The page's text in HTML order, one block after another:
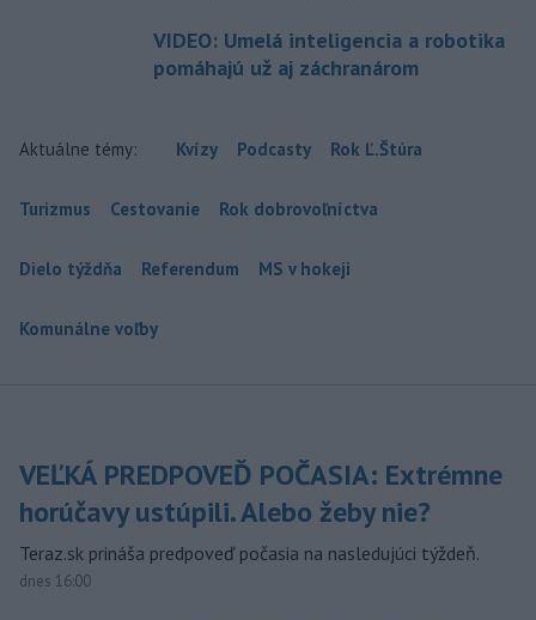
VIDEO: Umelá inteligencia a robotika
pomáhajú už aj záchranárom
Aktuálne témy: Kvízy Podcasty Rok Ľ.Štúra
Turizmus Cestovanie Rok dobrovoľníctva
Dielo týždňa Referendum MS v hokeji
Komunálne voľby
VEĽKÁ PREDPOVEĎ POČASIA: Extrémne
horúčavy ustúpili. Alebo žeby nie?
Teraz.sk prináša predpoveď počasia na nasledujúci týždeň.
dnes 16:00